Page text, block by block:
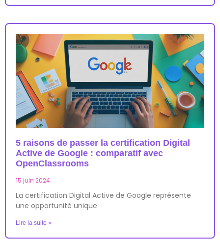
5 raisons de passer la certification Digital
Active de Google : comparatif avec
OpenClassrooms
15 juin 2024
La certification Digital Active de Google représente
une opportunité unique
Lire la suite »